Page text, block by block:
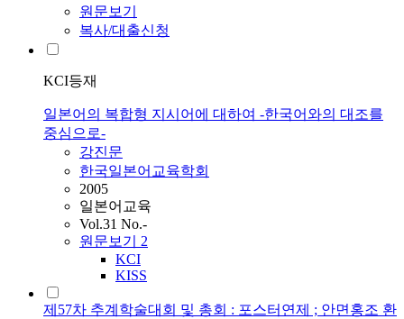
원문보기
복사/대출신청
KCI등재
일본어의 복합형 지시어에 대하여 -한국어와의 대조를
중심으로-
강진문
한국일본어교육학회
2005
일본어교육
Vol.31 No.-
원문보기 2
KCI
KISS
제57차 추계학술대회 및 총회 : 포스터연제 ; 안면홍조 환